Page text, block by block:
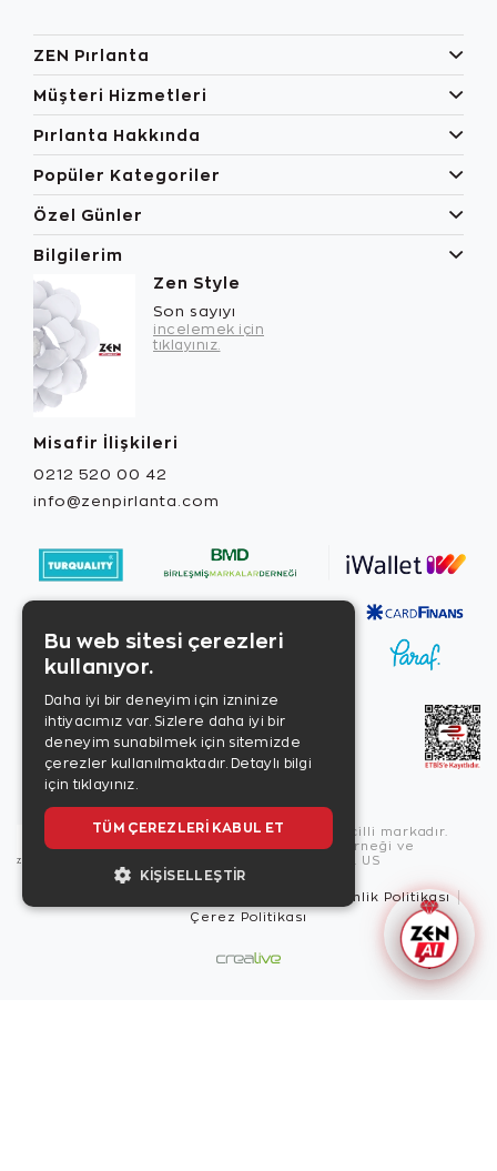
ZEN Pırlanta
Müşteri Hizmetleri
Pırlanta Hakkında
Popüler Kategoriler
Özel Günler
Bilgilerim
Zen Style
Son sayıyı
incelemek için
tıklayınız.
Misafir İlişkileri
0212 520 00 42
info@zenpirlanta.com
Copyright © 2026, Zen Diamond tescilli markadır.
Zen Diamond Birleşmiş Markalar Derneği ve
Turquality Destek Programı üyesidir. US
Güvenlik Politikası
Çerez Politikası
Bu web sitesi çerezleri
kullanıyor.
Daha iyi bir deneyim için izninize
ihtiyacımız var. Sizlere daha iyi bir
deneyim sunabilmek için sitemizde
çerezler kullanılmaktadır. Detaylı bilgi
için tıklayınız.
TÜM ÇEREZLERI KABUL ET
KIŞISELLEŞTIR